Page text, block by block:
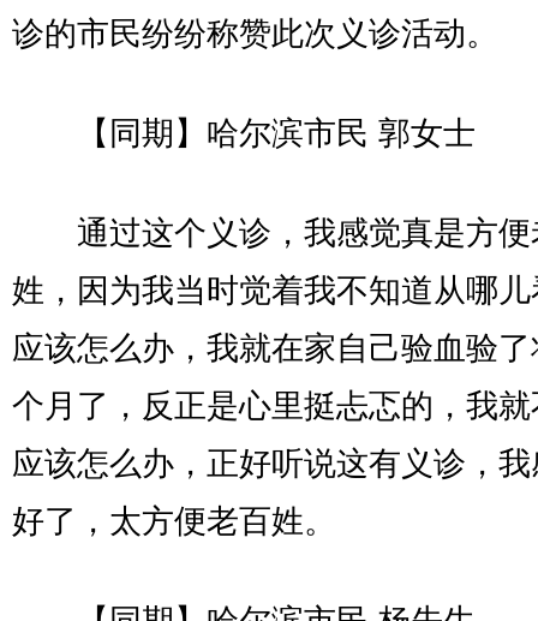
诊的市民纷纷称赞此次义诊活动。
【同期】哈尔滨市民 郭女士
通过这个义诊，我感觉真是方便
姓，因为我当时觉着我不知道从哪
应该怎么办，我就在家自己验血验
个月了，反正是心里挺忐忑的，我
应该怎么办，正好听说这有义诊，
好了，太方便老百姓。